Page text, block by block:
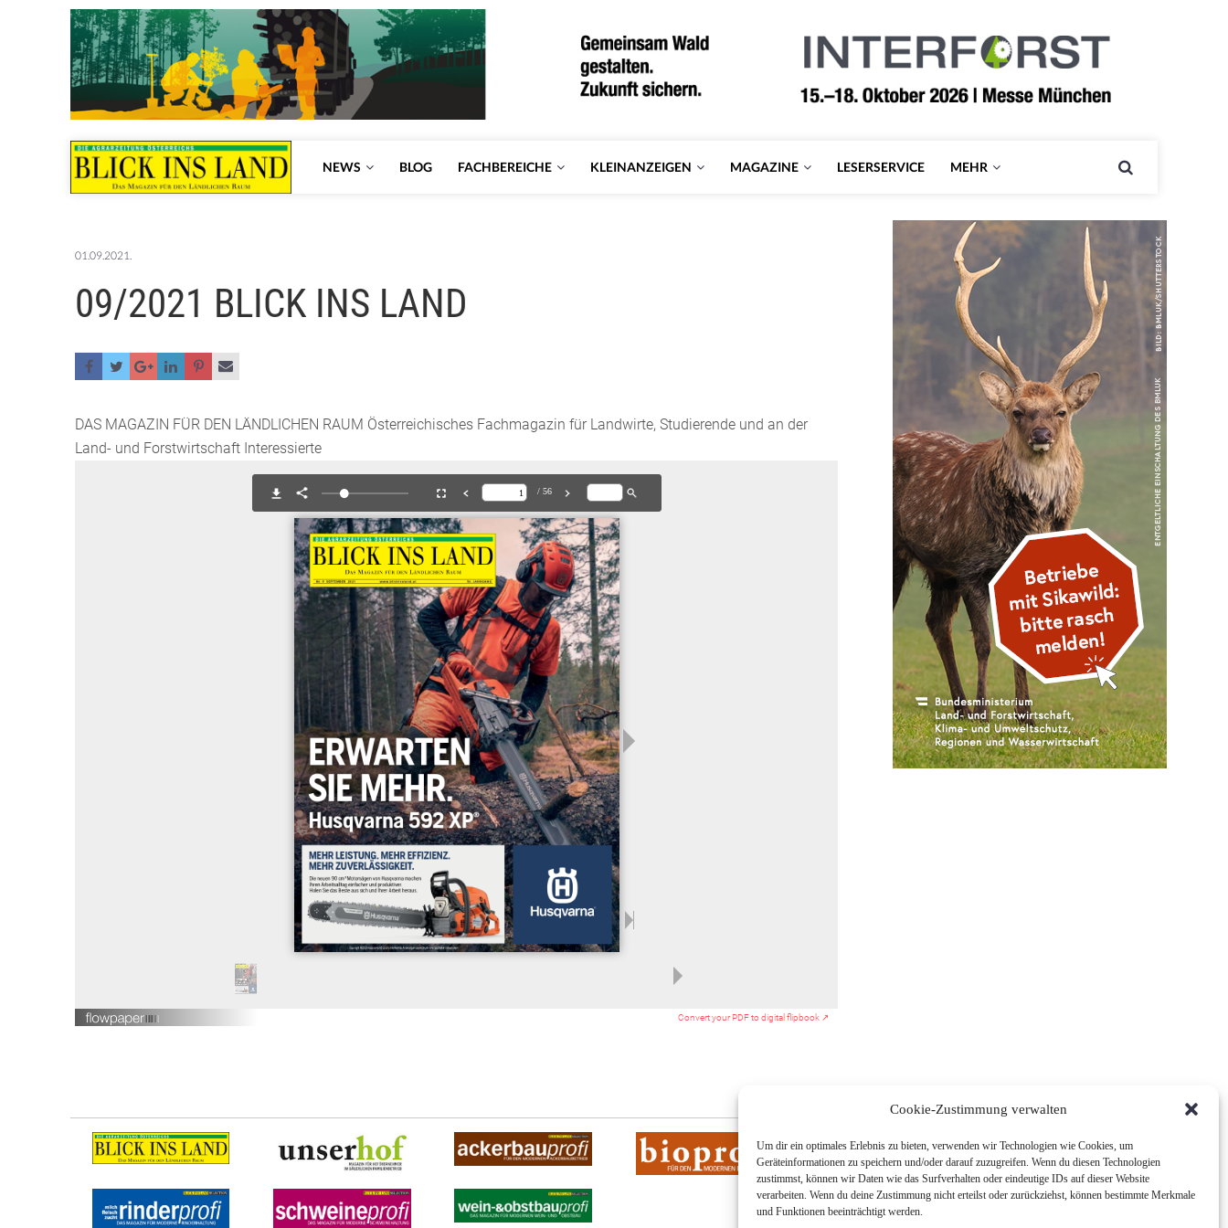
Cookie-Zustimmung verwalten
Um dir ein optimales Erlebnis zu bieten, verwenden wir Technologien wie Cookies, um
Geräteinformationen zu speichern und/oder darauf zuzugreifen. Wenn du diesen Technologien
zustimmst, können wir Daten wie das Surfverhalten oder eindeutige IDs auf dieser Website
verarbeiten. Wenn du deine Zustimmung nicht erteilst oder zurückziehst, können bestimmte Merkmale
und Funktionen beeinträchtigt werden.
NEWS BLOG FACHBEREICHE KLEINANZEIGEN MAGAZINE LESERSERVICE MEHR
01.09.2021.
09/2021 BLICK INS LAND
DAS MAGAZIN FÜR DEN LÄNDLICHEN RAUM Österreichisches Fachmagazin für Landwirte, Studierende und an der
Land- und Forstwirtschaft Interessierte
Convert your PDF to digital flipbook ↗